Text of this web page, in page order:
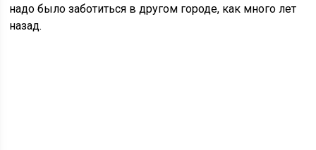
надо было заботиться в другом городе, как много лет
назад.